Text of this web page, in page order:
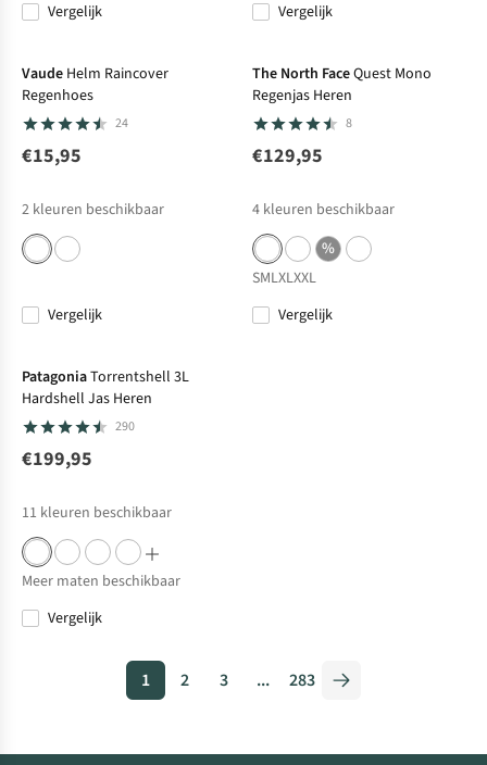
Vergelijk
Vergelijk
Net binnen
Vaude Helm Raincover
Regenhoes
24
€15,95
2 kleuren beschikbaar
Vergelijk
The North FaceQuest Mono
Regenjas Heren
8
€129,95
4 kleuren beschikbaar
%
SMLXLXXL
Vergelijk
PatagoniaTorrentshell 3L
Hardshell Jas Heren
290
€199,95
11 kleuren beschikbaar
Meer maten beschikbaar
Vergelijk
1 2 3 ... 283